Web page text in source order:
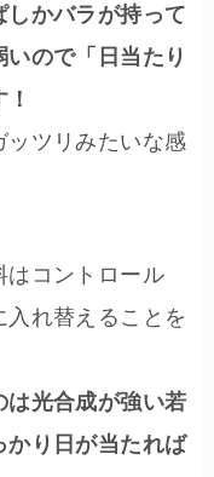
しかバラが持って
ので「日当たり
ッツリみたいな感
はコントロール
入れ替えることを
は光合成が強い若
かり日が当たれば